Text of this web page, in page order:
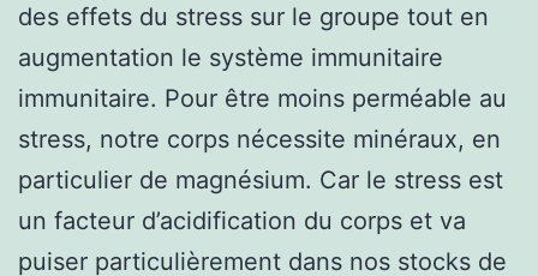
des effets du stress sur le groupe tout en
augmentation le système immunitaire
immunitaire. Pour être moins perméable au
stress, notre corps nécessite minéraux, en
particulier de magnésium. Car le stress est
un facteur d’acidification du corps et va
puiser particulièrement dans nos stocks de